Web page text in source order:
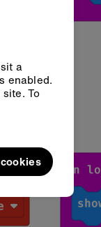
a
enabled.
To